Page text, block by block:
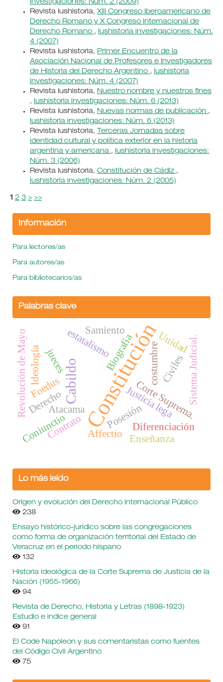
investigaciones: Núm. 2 (2009)
Revista Iushistoria, XIII Congreso Iberoamericano de
Derecho Romano y X Congreso Internacional de
Derecho Romano , Iushistoria investigaciones: Núm.
4 (2007)
Revista Iushistoria, Primer Encuentro de la
Asociación Nacional de Profesores e Investigadores
de Historia del Derecho Argentino , Iushistoria
investigaciones: Núm. 4 (2007)
Revista Iushistoria, Nuestro nombre y nuestros fines
, Iushistoria investigaciones: Núm. 6 (2013)
Revista Iushistoria, Nuevas normas de publicación ,
Iushistoria investigaciones: Núm. 6 (2013)
Revista Iushistoria,
Terceras Jornadas sobre
identidad cultural y política exterior en la historia
argentina y americana , Iushistoria investigaciones:
Núm. 3 (2006)
Revista Iushistoria, Constitución de Cádiz ,
Iushistoria investigaciones: Núm. 2 (2005)
1 2 3 > >>
Información
Para lectores/as
Para autores/as
Para bibliotecarios/as
Palabras clave
Constitución
Cabildo
jueces costumbre
Justicia lega
Atacama PosesiónCorte Suprema.
Biografía
estatalismo Sistema Judicial.
Diferenciación
Unidad
Contrato
Foedus
Affectio
Coniunctio
Civiles
Derecho
Enseñanza
Revolución de Mayo Samiento
Ideología
Lo más leído
Origen y evolución del Derecho Internacional Público
238
Ensayo histórico-jurídico sobre las congregaciones
como forma de organización territorial del Estado de
Veracruz en el periodo hispano
132
Historia ideológica de la Corte Suprema de Justicia de la
Nación (1955-1966)
94
Revista de Derecho, Historia y Letras (1898-1923)
Estudio e indice general
91
El Code Napoleon y sus comentaristas como fuentes
del Código Civil Argentino
75